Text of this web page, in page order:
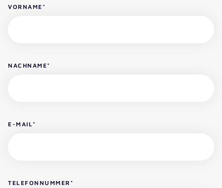
VORNAME *
NACHNAME*
E-MAIL*
TELEFONNUMMER *